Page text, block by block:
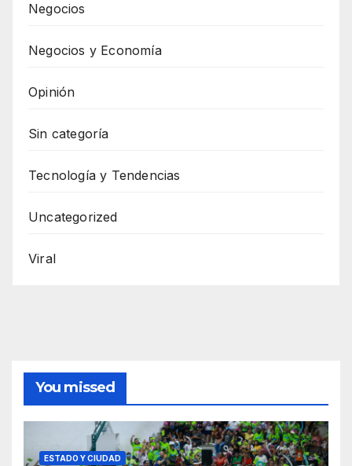
Negocios
Negocios y Economía
Opinión
Sin categoría
Tecnología y Tendencias
Uncategorized
Viral
You missed
ESTADO Y CIUDAD